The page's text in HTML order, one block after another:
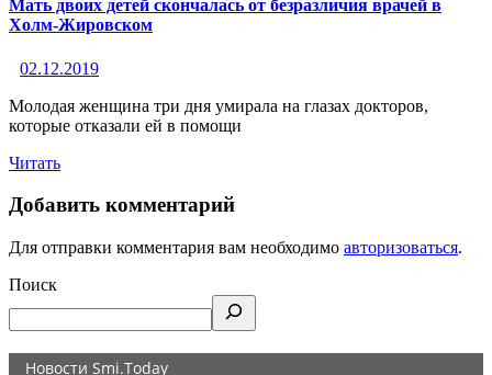
Мать двоих детей скончалась от безразличия врачей в
Холм-Жировском
02.12.2019
Молодая женщина три дня умирала на глазах докторов,
которые отказали ей в помощи
Читать
Добавить комментарий
Для отправки комментария вам необходимо авторизоваться.
Поиск